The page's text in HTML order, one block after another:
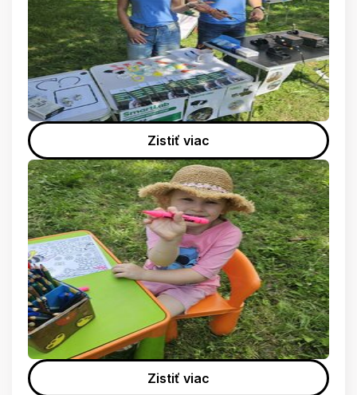
Zistiť viac
Zistiť viac